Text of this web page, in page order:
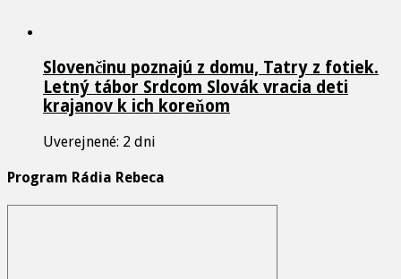
Slovenčinu poznajú z domu, Tatry z fotiek.
Letný tábor Srdcom Slovák vracia deti
krajanov k ich koreňom
Uverejnené: 2 dni
Program Rádia Rebeca